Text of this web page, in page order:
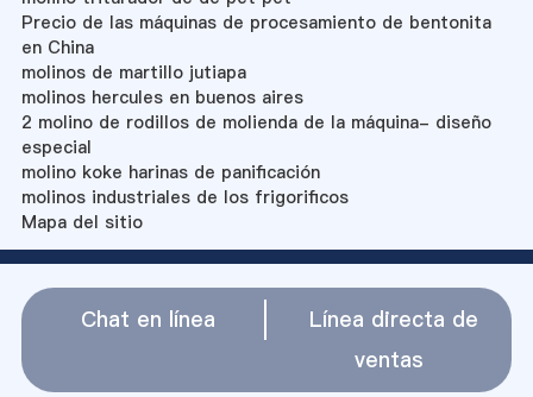
Precio de las máquinas de procesamiento de bentonita
en China
molinos de martillo jutiapa
molinos hercules en buenos aires
2 molino de rodillos de molienda de la máquina- diseño
especial
molino koke harinas de panificación
molinos industriales de los frigorificos
Mapa del sitio
Chat en línea
Línea directa de
ventas